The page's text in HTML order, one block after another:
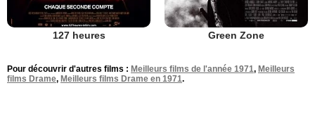
127 heures Green Zone
Pour découvrir d'autres films : Meilleurs films de l'année 1971, Meilleurs
films Drame, Meilleurs films Drame en 1971.